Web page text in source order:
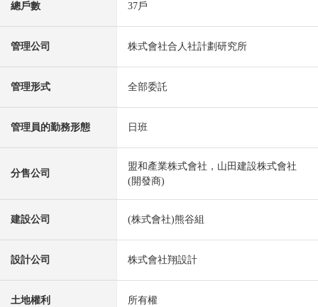
總戶數 37戶
管理公司 株式會社合人社計劃研究所
管理形式 全部委託
管理員的勤務形態 日班
分售公司
盟和產業株式會社，山田建設株式會社
(開發商)
建設公司 (株式會社)熊谷組
設計公司 株式會社翔設計
土地權利 所有權